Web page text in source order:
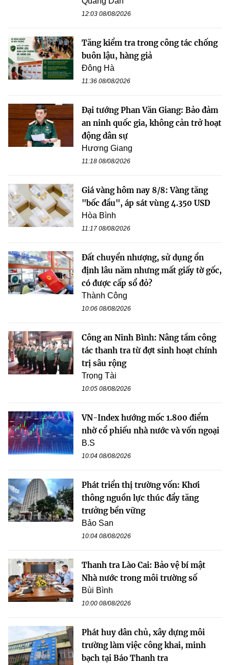
12:03 08/08/2026
Tăng kiểm tra trong công tác chống
buôn lậu, hàng giả
Đông Hà
11:36 08/08/2026
Đại tướng Phan Văn Giang: Bảo đảm
an ninh quốc gia, không cản trở hoạt
động dân sự
Hương Giang
11:18 08/08/2026
Giá vàng hôm nay 8/8: Vàng tăng
"bốc đầu", áp sát vùng 4.350 USD
Hòa Bình
11:17 08/08/2026
Đất chuyển nhượng, sử dụng ổn
định lâu năm nhưng mất giấy tờ gốc,
có được cấp sổ đỏ?
Thành Công
10:06 08/08/2026
Công an Ninh Bình: Nâng tầm công
tác thanh tra từ đợt sinh hoạt chính
trị sâu rộng
Trọng Tài
10:05 08/08/2026
VN-Index hướng mốc 1.800 điểm
nhờ cổ phiếu nhà nước và vốn ngoại
B.S
10:04 08/08/2026
Phát triển thị trường vốn: Khơi
thông nguồn lực thúc đẩy tăng
trưởng bền vững
Bảo San
10:04 08/08/2026
Thanh tra Lào Cai: Bảo vệ bí mật
Nhà nước trong môi trường số
Bùi Bình
10:00 08/08/2026
Phát huy dân chủ, xây dựng môi
trường làm việc công khai, minh
bạch tại Báo Thanh tra